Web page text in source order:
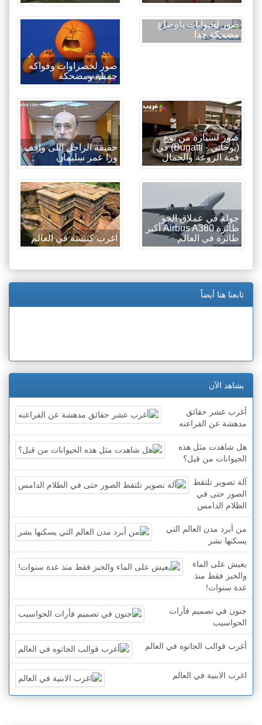
صور لحيوانات باوضاع
مضحكة جدا
صور لخصراوات وفواكه
جميلة ومضحكة
صور لسيارة من نوع
(بوجاتي - Bugatti) في
قمة الروعة والجمال
حقيقة الراجل اللى واقف
ورا عمر سليمان
جولة في عملاق الجو
طائرة Airbus A380 أكبر
طائرة في العالم
اغرب كنيسة في العالم
تابعنا هنا أيضاً
يشاهد الآن
أغرب عشر حقائق
مدهشة عن الفراعنه
هل شاهدت مثل هذه
الحيوانات من قبل؟
آلة تصوير تلتقط
الصور حتى في
الظلام الدامس
من أبرد مدن العالم التي
يسكنها بشر
يعيش على الماء
والخبز فقط منذ
عدة سنوات!
جنون في تصميم فأرات
الحواسيب
أغرب قوالب الجاتوه في العالم
اغرب الابنية في العالم